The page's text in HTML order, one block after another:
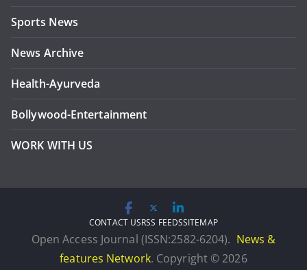
Sports News
News Archive
Health-Ayurveda
Bollywood-Entertainment
WORK WITH US
CONTACT USRSS FEEDSSITEMAP
Open Access Journal (ISSN:2582-6204). News &
features Network. Copyright © 2026